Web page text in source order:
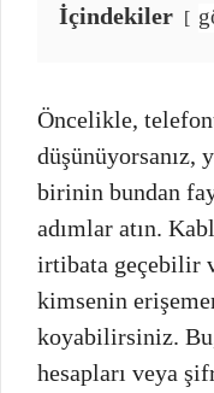
İçindekiler
Öncelikle,
düşünüyorsanız,
birinin bundan
adımlar atın.
irtibata geçebilir
kimsenin
koyabilirsiniz.
hesapları veya